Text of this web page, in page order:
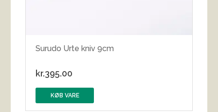
Surudo Urte kniv 9cm
kr.395.00
KØB VARE